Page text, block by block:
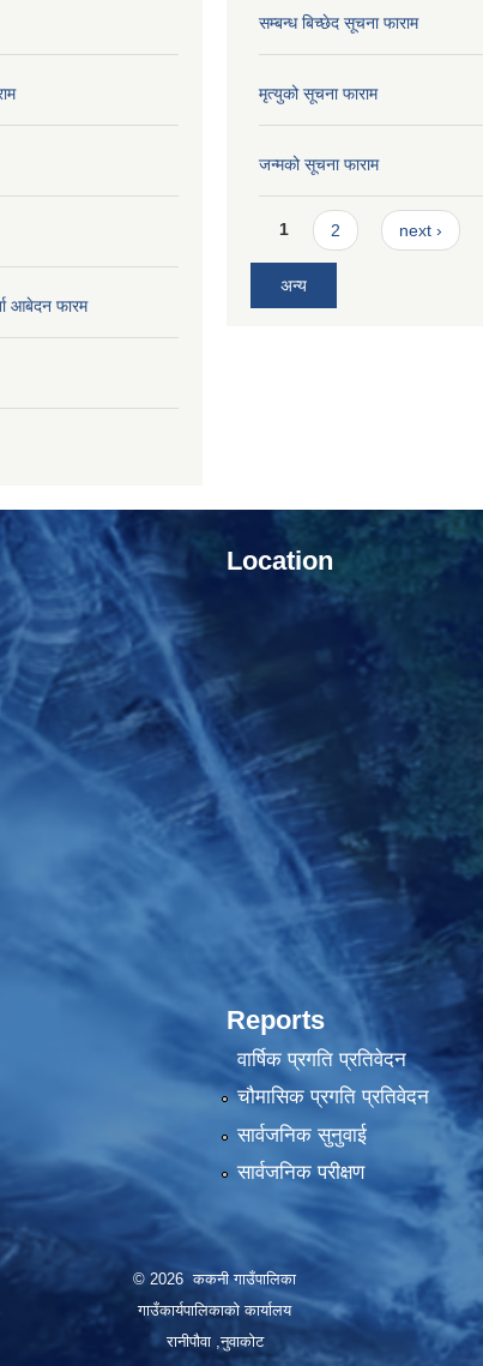
आबेदन फारम
सम्बन्ध बिच्छेद सूचना फाराम
मृत्युको सूचना फाराम
जन्मको सूचना फाराम
Pages
1 2 next ›
अन्य
Location
Reports
वार्षिक प्रगति प्रतिवेदन
चौमासिक प्रगति प्रतिवेदन
सार्वजनिक सुनुवाई
सार्वजनिक परीक्षण
© 2026 ककनी गाउँपालिका
गाउँकार्यपालिकाको कार्यालय
रानीपौवा ,नुवाकोट